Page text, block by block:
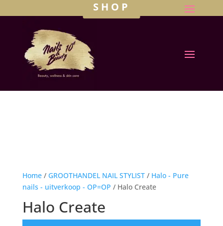
SHOP
Home/ GROOTHANDEL NAIL STYLIST/ Halo - Pure
nails - uitverkoop - OP=OP / Halo Create
Halo Create